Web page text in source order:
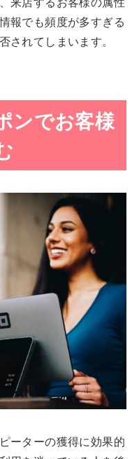
報でも頻度が多すぎる
されてしまいます。
ンでお客様
ーターの獲得に効果的